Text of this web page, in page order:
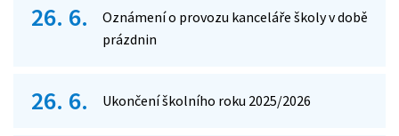
26. 6.
Oznámení o provozu kanceláře školy v době
prázdnin
26. 6. Ukončení školního roku 2025/2026